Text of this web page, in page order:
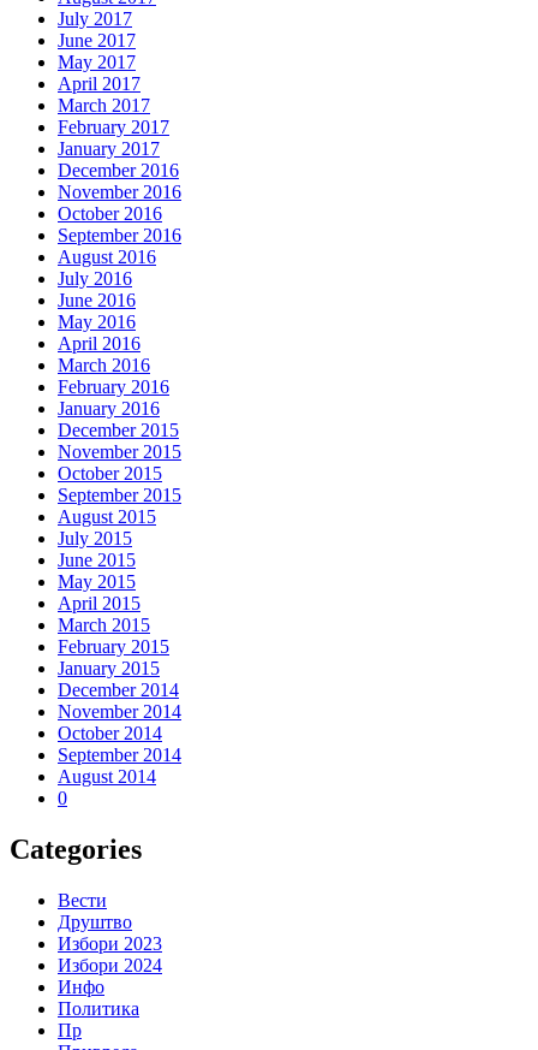
July 2017
June 2017
May 2017
April 2017
March 2017
February 2017
January 2017
December 2016
November 2016
October 2016
September 2016
August 2016
July 2016
June 2016
May 2016
April 2016
March 2016
February 2016
January 2016
December 2015
November 2015
October 2015
September 2015
August 2015
July 2015
June 2015
May 2015
April 2015
March 2015
February 2015
January 2015
December 2014
November 2014
October 2014
September 2014
August 2014
0
Categories
Вести
Друштво
Избори 2023
Избори 2024
Инфо
Политика
Пр